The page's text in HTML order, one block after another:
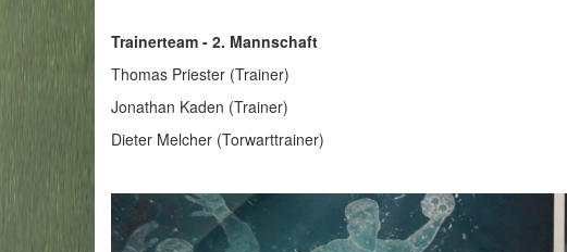
Trainerteam - 2. Mannschaft
Thomas Priester (Trainer)
Jonathan Kaden (Trainer)
Dieter Melcher (Torwarttrainer)